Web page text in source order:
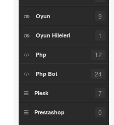
Oyun 9
Oyun Hileleri 1
Php 12
Php Bot 24
Plesk 7
Prestashop 0